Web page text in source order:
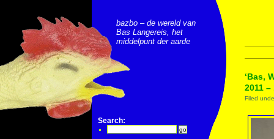
bazbo – de wereld van
Bas Langereis, het
middelpunt der aarde
Search:
‘Bas,
2011 –
Filed